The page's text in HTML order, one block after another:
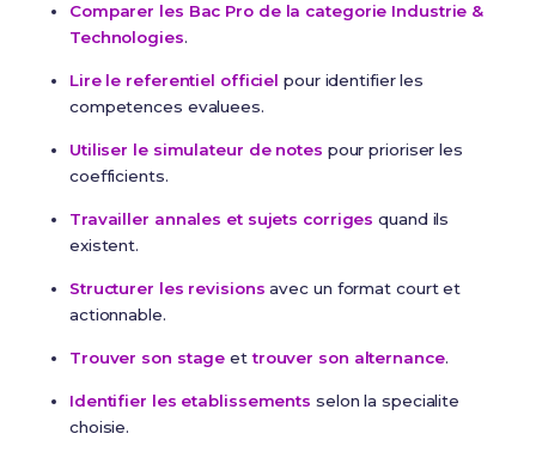
Comparer les Bac Pro de la categorie Industrie &
Technologies.
Lire le referentiel officiel pour identifier les
competences evaluees.
Utiliser le simulateur de notes pour prioriser les
coefficients.
Travailler annales et sujets corriges quand ils
existent.
Structurer les revisions avec un format court et
actionnable.
Trouver son stage ettrouver son alternance.
Identifier les etablissements selon la specialite
choisie.